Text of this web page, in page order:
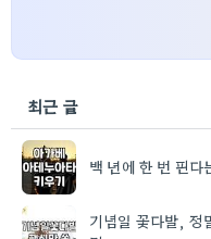
최근 글
백 년에 한 번 핀다
기념일 꽃다발, 정